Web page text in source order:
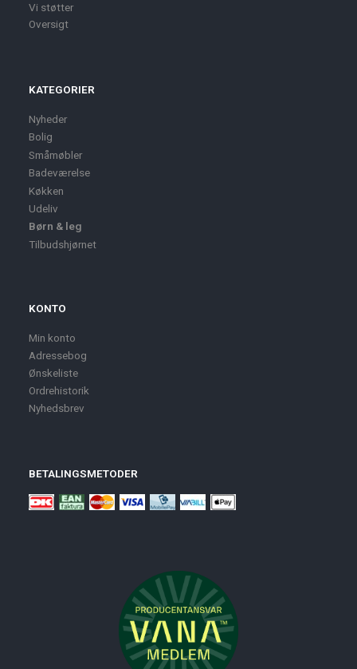
Vi støtter
Oversigt
KATEGORIER
Nyheder
Bolig
Småmøbler
Badeværelse
Køkken
Udeliv
Børn & leg
Tilbudshjørnet
KONTO
Min konto
Adressebog
Ønskeliste
Ordrehistorik
Nyhedsbrev
BETALINGSMETODER